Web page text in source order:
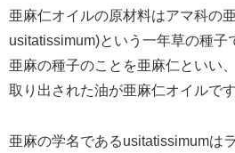
亜麻仁オイルの原材料はアマ科の
usitatissimum)という一年草の種子
亜麻の種子のことを亜麻仁といい
取り出された油が亜麻仁オイルです
亜麻の学名であるusitatissimumは